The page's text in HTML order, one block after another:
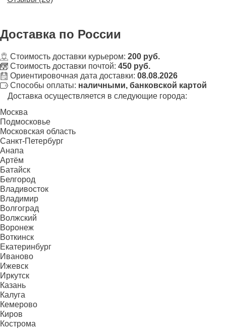
Доставка по России
Стоимость доставки курьером: 200 руб.
Стоимость доставки почтой: 450 руб.
Ориентировочная дата доставки: 08.08.2026
Способы оплаты: наличными, банковской картой
Доставка осуществляется в следующие города:
Москва
Подмосковье
Московская область
Санкт-Петербург
Анапа
Артём
Батайск
Белгород
Владивосток
Владимир
Волгоград
Волжский
Воронеж
Воткинск
Екатеринбург
Иваново
Ижевск
Иркутск
Казань
Калуга
Кемерово
Киров
Кострома